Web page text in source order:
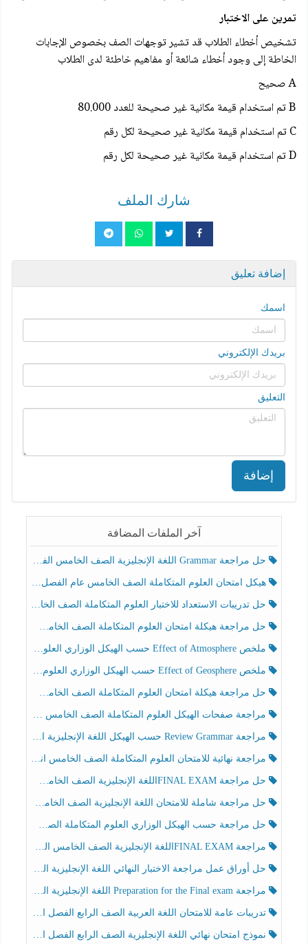
تمرين على الاختبار
تشخیص أخطاء الطلاب قد تشير توجهات الصف بخصوص الإجابات
الخاطة إلى وجود أخطاء شائعة أو مفاهیم خاطئة لدى الطلاب
A صحيح
B تم استخدام قيمة مكانية غير صحيحة للعدد 80.000
C تم استخدام قيمة مكانية غير صحيحة لكل رقم
D تم استخدام قيمة مكانية غير صحيحة لكل رقم
شارك الملف
إضافة تعليق
اسمك
بريدك الإلكتروني
التعليق
إضافة
آخر الملفات المضافة
حل مراجعة Grammar اللغة الإنجليزية الصف الخامس الفصل الثالث
هيكل امتحان العلوم المتكاملة الصف الخامس عام الفصل الدراسي الثالث 2025-2026
حل تدريبات الاستعداد للاختبار العلوم المتكاملة الصف الخامس عام الفصل الثالث
حل مراجعة هيكلة امتحان العلوم المتكاملة الصف الخامس انسبير الفصل الثالث
ملخص Effect of Atmosphere حسب الهيكل الوزاري العلوم المتكاملة الصف الخامس انسبير الفصل الثالث
ملخص Effect of Geosphere حسب الهيكل الوزاري العلوم المتكاملة الصف الخامس انسبير الفصل الثالث
حل مراجعة هيكلة امتحان العلوم المتكاملة الصف الخامس عام الفصل الثالث
مراجعة صفحات الهيكل العلوم المتكاملة الصف الخامس انسبير الفصل الثالث
مراجعة Review Grammar حسب الهيكل اللغة الإنجليزية الصف الخامس الفصل الثالث
مراجعة نهائية للامتحان العلوم المتكاملة الصف الخامس انسبير الفصل الثالث
حل مراجعة FINAL EXAMاللغة الإنجليزية الصف الخامس الفصل الثالث
حل مراجعة شاملة للامتحان اللغة الإنجليزية الصف الخامس الفصل الثالث
حل مراجعة حسب الهيكل الوزاري العلوم المتكاملة الصف الخامس عام الفصل الثالث
مراجعة FINAL EXAMاللغة الإنجليزية الصف الخامس الفصل الثالث
حل أوراق عمل مراجعة الاختبار النهائي اللغة الإنجليزية الصف الرابع الفصل الثالث
مراجعة Preparation for the Final exam اللغة الإنجليزية الصف الرابع الفصل الثالث
تدريبات عامة للامتحان اللغة العربية الصف الرابع الفصل الثالث
نموذج امتحان نهائي اللغة الإنجليزية الصف الرابع الفصل الثالث